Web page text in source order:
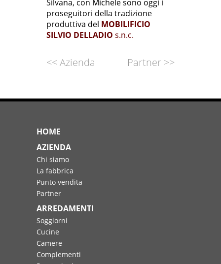
Silvana, con Michele sono oggi i
proseguitori della tradizione
produttiva del MOBILIFICIO
SILVIO DELLADIO s.n.c.
<< Azienda Partner >>
HOME
AZIENDA
Chi siamo
La fabbrica
Punto vendita
Partner
ARREDAMENTI
Soggiorni
Cucine
Camere
Complementi